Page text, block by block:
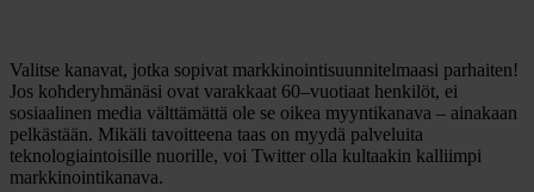
Valitse kanavat, jotka sopivat markkinointisuunnitelmaasi parhaiten!
Jos kohderyhmänäsi ovat varakkaat 60–vuotiaat henkilöt, ei
sosiaalinen media välttämättä ole se oikea myyntikanava – ainakaan
pelkästään. Mikäli tavoitteena taas on myydä palveluita
teknologiaintoisille nuorille, voi Twitter olla kultaakin kalliimpi
markkinointikanava.